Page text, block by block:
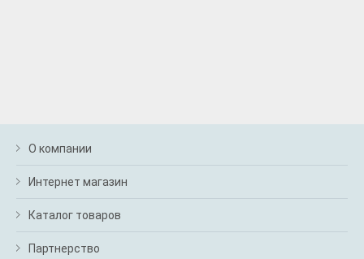
О компании
Интернет магазин
Каталог товаров
Партнерство